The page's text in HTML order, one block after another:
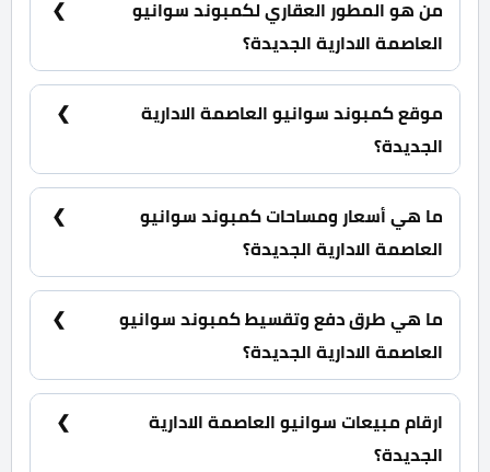
من هو المطور العقاري لكمبوند سوانيو
العاصمة الادارية الجديدة؟
شركة صك للاستثمار العقاري SAK Developments.
موقع كمبوند سوانيو العاصمة الادارية
الجديدة؟
كمبوند سوانيو العاصمة الادارية الجديدة يقع بالحي
السكني السابع R7 تحديدا في القطعة A2.
ما هي أسعار ومساحات كمبوند سوانيو
العاصمة الادارية الجديدة؟
شقق سكنية بمساحات تبدأ من 115 متر مربع كما يبدأ
سعرها من 4,830,000 جنية.
ما هي طرق دفع وتقسيط كمبوند سوانيو
العاصمة الادارية الجديدة؟
20% مقدم حجز و أيضا تقسيط الباقي من المبلغ على 4
سنوات بالتساوي وبدون فوائد سنوية.
ارقام مبيعات سوانيو العاصمة الادارية
الجديدة؟